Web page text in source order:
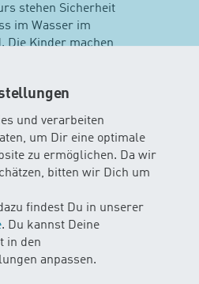
und verarbeiten
um Dir eine optimale
zu ermöglichen. Da wir
bitten wir Dich um
findest Du in unserer
. Du kannst Deine
in den
anpassen.
stehen Sicherheit
im Wasser im
Die Kinder machen
zu Maxis